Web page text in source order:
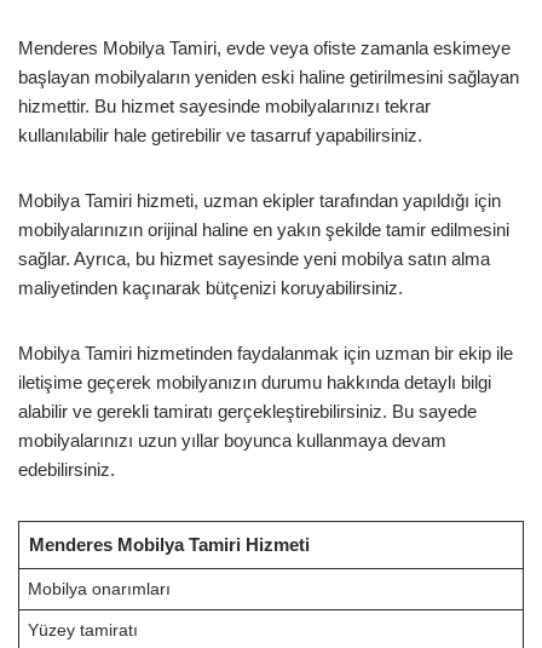
Menderes Mobilya Tamiri, evde veya ofiste zamanla eskimeye
başlayan mobilyaların yeniden eski haline getirilmesini sağlayan
hizmettir. Bu hizmet sayesinde mobilyalarınızı tekrar
kullanılabilir hale getirebilir ve tasarruf yapabilirsiniz.
Mobilya Tamiri hizmeti, uzman ekipler tarafından yapıldığı için
mobilyalarınızın orijinal haline en yakın şekilde tamir edilmesini
sağlar. Ayrıca, bu hizmet sayesinde yeni mobilya satın alma
maliyetinden kaçınarak bütçenizi koruyabilirsiniz.
Mobilya Tamiri hizmetinden faydalanmak için uzman bir ekip ile
iletişime geçerek mobilyanızın durumu hakkında detaylı bilgi
alabilir ve gerekli tamiratı gerçekleştirebilirsiniz. Bu sayede
mobilyalarınızı uzun yıllar boyunca kullanmaya devam
edebilirsiniz.
Menderes Mobilya Tamiri Hizmeti
Mobilya onarımları
Yüzey tamiratı